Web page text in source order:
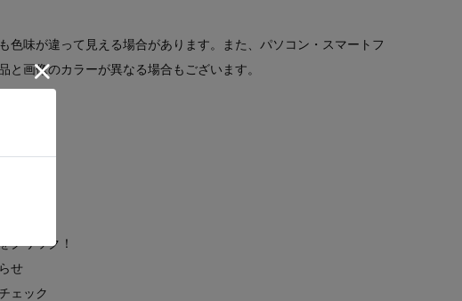
色味が違って見える場合があります。また、パソコン・スマートフ
と画像のカラーが異なる場合もございます。
クリック！
せ
ェック